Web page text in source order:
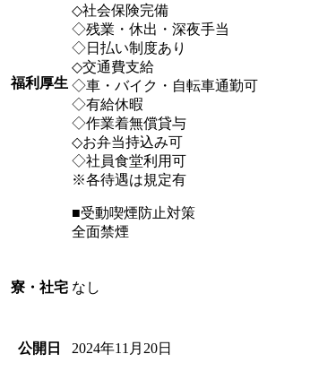
福利厚生
◇社会保険完備
◇残業・休出・深夜手当
◇日払い制度あり
◇交通費支給
◇車・バイク・自転車通勤可
◇有給休暇
◇作業着無償貸与
◇お弁当持込み可
◇社員食堂利用可
※各待遇は規定有
■受動喫煙防止対策
全面禁煙
寮・社宅 なし
公開日 2024年11月20日